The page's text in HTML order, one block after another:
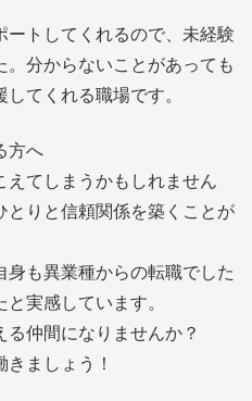
ートしてくれるので、未経験
分からないことがあっても
てくれる職場です。
方へ
えてしまうかもしれません
とりと信頼関係を築くことが
も異業種からの転職でした
実感しています。
仲間になりませんか？
ましょう！